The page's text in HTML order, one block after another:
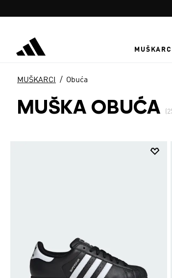
MUŠKARCI
MUŠKARCI Obuća
MUŠKA OBUĆA